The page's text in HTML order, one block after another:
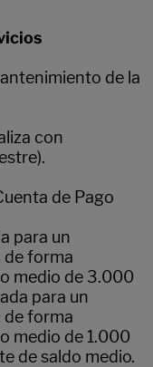
de la
con
de Pago
para un
de forma
medio de 3.000
para un
de forma
medio de 1.000
de saldo medio.